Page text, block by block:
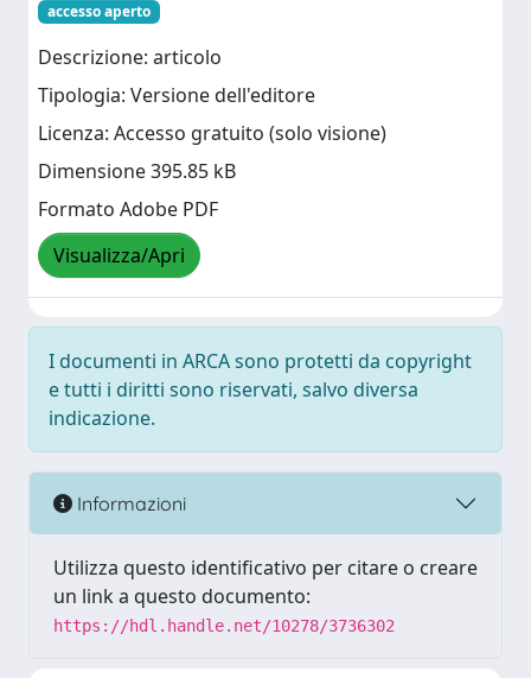
accesso aperto
Descrizione: articolo
Tipologia: Versione dell'editore
Licenza: Accesso gratuito (solo visione)
Dimensione 395.85 kB
Formato Adobe PDF
Visualizza/Apri
I documenti in ARCA sono protetti da copyright
e tutti i diritti sono riservati, salvo diversa
indicazione.
Informazioni
Utilizza questo identificativo per citare o creare
un link a questo documento:
https://hdl.handle.net/10278/3736302